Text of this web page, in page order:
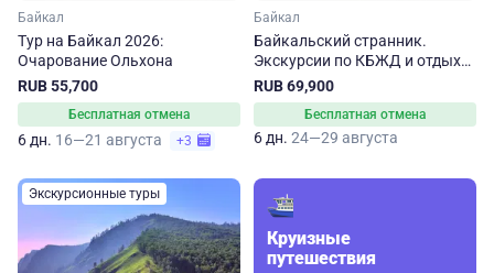
Байкал
Тур на Байкал 2026:
Очарование Ольхона
RUB 55,700
Бесплатная отмена
6 дн. 16—21 августа +3
Байкал
Байкальский странник.
Экскурсии по КБЖД и отдых
на Ольхоне
RUB 69,900
Бесплатная отмена
6 дн. 24—29 августа
Экскурсионные туры
Круизные
путешествия